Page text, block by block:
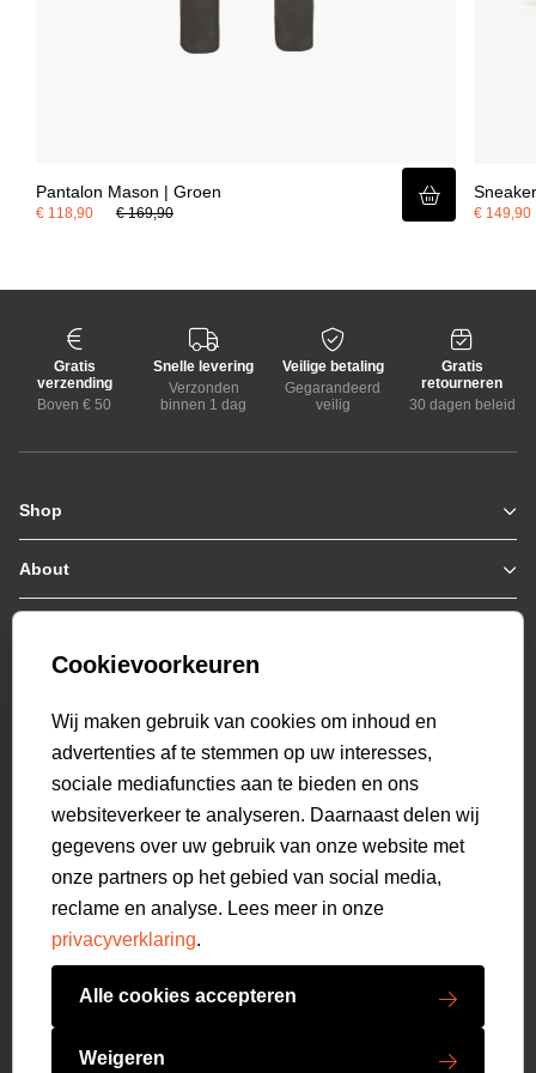
Pantalon Mason | Groen
€ 118,90 € 169,90 € 149,90
Gratis
verzending
Boven € 50
Snelle levering
Verzonden
binnen 1 dag
Veilige betaling
Gegarandeerd
veilig
Gratis
retourneren
30 dagen beleid
Shop
Zomerjassen
Jassen / Coats
Colberts
Hoodies
Polo's
T-shirts
Overshirts
Overhemden
Sweatpants
Broeken
Short sweatpants
Shorts
Schoenen
Swimwear
Accessoires
About
Who we are
Genti X PSV
Bestellen & Betalen
Retourneren
Veelgestelde vragen
Mijn Account
beoordelingen
Cookievoorkeuren
Wij maken gebruik van cookies om inhoud en
advertenties af te stemmen op uw interesses,
sociale mediafuncties aan te bieden en ons
websiteverkeer te analyseren. Daarnaast delen wij
gegevens over uw gebruik van onze website met
onze partners op het gebied van social media,
reclame en analyse. Lees meer in onze
privacyverklaring.
Alle cookies accepteren
Weigeren